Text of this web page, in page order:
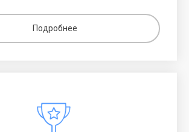
Подробнее